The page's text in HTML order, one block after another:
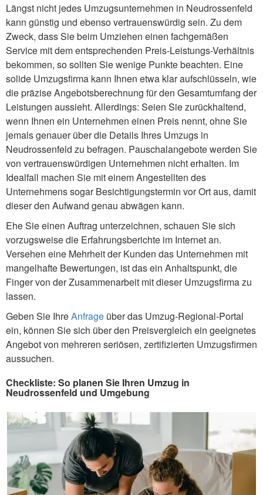
Längst nicht jedes Umzugsunternehmen in Neudrossenfeld
kann günstig und ebenso vertrauenswürdig sein. Zu dem
Zweck, dass Sie beim Umziehen einen fachgemäßen
Service mit dem entsprechenden Preis-Leistungs-Verhältnis
bekommen, so sollten Sie wenige Punkte beachten. Eine
solide Umzugsfirma kann Ihnen etwa klar aufschlüsseln, wie
die präzise Angebotsberechnung für den Gesamtumfang der
Leistungen aussieht. Allerdings: Seien Sie zurückhaltend,
wenn Ihnen ein Unternehmen einen Preis nennt, ohne Sie
jemals genauer über die Details Ihres Umzugs in
Neudrossenfeld zu befragen. Pauschalangebote werden Sie
von vertrauenswürdigen Unternehmen nicht erhalten. Im
Idealfall machen Sie mit einem Angestellten des
Unternehmens sogar Besichtigungstermin vor Ort aus, damit
dieser den Aufwand genau abwägen kann.
Ehe Sie einen Auftrag unterzeichnen, schauen Sie sich
vorzugsweise die Erfahrungsberichte im Internet an.
Versehen eine Mehrheit der Kunden das Unternehmen mit
mangelhafte Bewertungen, ist das ein Anhaltspunkt, die
Finger von der Zusammenarbeit mit dieser Umzugsfirma zu
lassen.
Geben Sie IhreAnfrage über das Umzug-Regional-Portal
ein, können Sie sich über den Preisvergleich ein geeignetes
Angebot von mehreren seriösen, zertifizierten Umzugsfirmen
aussuchen.
Checkliste: So planen Sie Ihren Umzug in
Neudrossenfeld und Umgebung